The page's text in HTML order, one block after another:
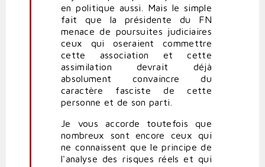
en politique aussi. Mais le simple
fait que la présidente du FN
menace de poursuites judiciaires
ceux qui oseraient commettre
cette association et cette
assimilation devrait déjà
absolument convaincre du
caractère fasciste de cette
personne et de son parti.
Je vous accorde toutefois que
nombreux sont encore ceux qui
ne connaissent que le principe de
l'analyse des risques réels et qui